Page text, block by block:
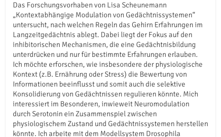
Das Forschungsvorhaben von Lisa Scheunemann
„Kontextabhängige Modulation von Gedächtnissystemen“
untersucht, nach welchen Regeln das Gehirn Erfahrungen im
Langzeitgedächtnis ablegt. Dabei liegt der Fokus auf den
inhibitorischen Mechanismen, die eine Gedächtnisbildung
unterdrücken und nur für bestimmte Erfahrungen erlauben.
Ich möchte erforschen, wie insbesondere der physiologische
Kontext (z.B. Ernährung oder Stress) die Bewertung von
Informationen beeinflusst und somit auch die selektive
Konsolidierung von Gedächtnissen regulieren könnte. Mich
interessiert im Besonderen, inwieweit Neuromodulation
durch Serotonin ein Zusammenspiel zwischen
physiologischem Zustand und Gedächtnissystemen herstellen
könnte. Ich arbeite mit dem Modellsystem Drosophila